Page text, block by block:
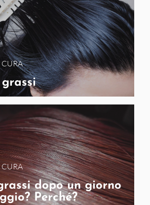
CURA
CURA
dopo un giorno
Perché?